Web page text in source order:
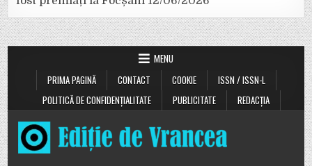
MENU
PRIMA PAGINĂ
CONTACT COOKIE
ISSN / ISSN-L
POLITICĂ DE CONFIDENȚIALITATE
PUBLICITATE REDACȚIA